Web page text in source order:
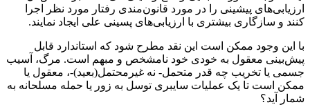
ارزیابی‌های پیشینی را در مورد قانون‌مندی رفتار مورد نظر اجرا
کنند و سازگاری بیشتری با ارزیابی‌های پسینی علی ایجاد نمایند.
با این وجود ممکن است این نقد مطرح شود که استاندارد قابل
پیش‌بینی معقول به خودی خود نامشخص و مبهم است. مرگ، آسیب
جسمی یا تخریب چه قدر متحمل- نه غیرمحتمل(بعید)-، معقول یا
ممکن است تا یک عملیات سایبری توسل به زور یا حمله مسلحانه به
شمار آید؟